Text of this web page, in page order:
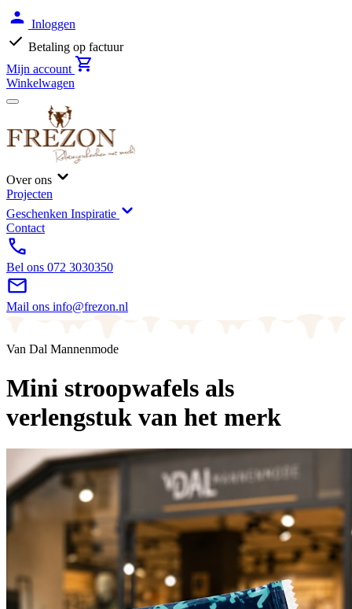
Inloggen
Betaling op factuur
Mijn account
Winkelwagen
Over ons
Projecten
Geschenken Inspiratie
Contact
Bel ons 072 3030350
Mail ons info@frezon.nl
Van Dal Mannenmode
Mini stroopwafels als
verlengstuk van het merk